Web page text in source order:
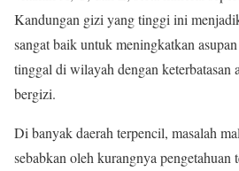
Kandungan gizi yang tinggi ini
sangat baik untuk meningkatkan
tinggal di wilayah dengan keterbatasan
bergizi.
Di banyak daerah terpencil, masalah
sebabkan oleh kurangnya pengetahuan